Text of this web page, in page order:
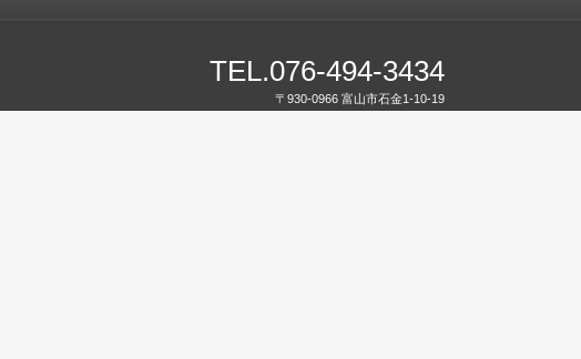
TEL.076-494-3434
〒930-0966 富山市石金1-10-19